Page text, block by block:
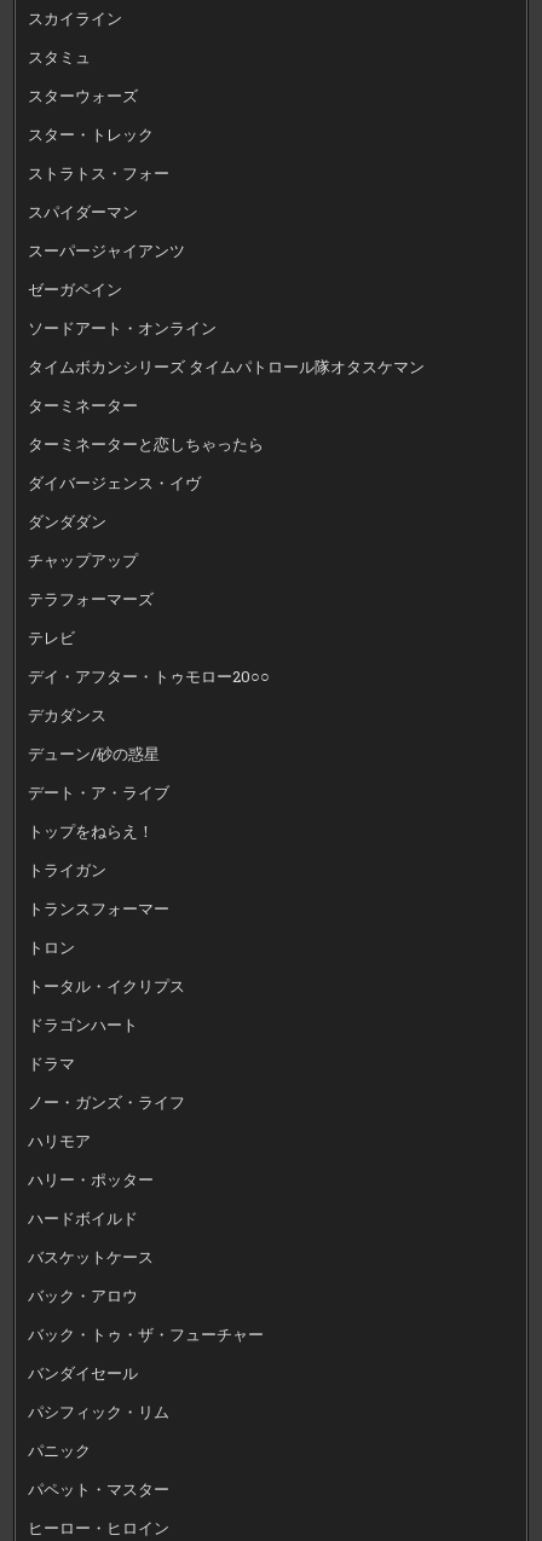
スカイライン
スタミュ
スターウォーズ
スター・トレック
ストラトス・フォー
スパイダーマン
スーパージャイアンツ
ゼーガペイン
ソードアート・オンライン
タイムボカンシリーズ タイムパトロール隊オタスケマン
ターミネーター
ターミネーターと恋しちゃったら
ダイバージェンス・イヴ
ダンダダン
チャップアップ
テラフォーマーズ
テレビ
デイ・アフター・トゥモロー20○○
デカダンス
デューン/砂の惑星
デート・ア・ライブ
トップをねらえ！
トライガン
トランスフォーマー
トロン
トータル・イクリプス
ドラゴンハート
ドラマ
ノー・ガンズ・ライフ
ハリモア
ハリー・ポッター
ハードボイルド
バスケットケース
バック・アロウ
バック・トゥ・ザ・フューチャー
バンダイセール
パシフィック・リム
パニック
パペット・マスター
ヒーロー・ヒロイン